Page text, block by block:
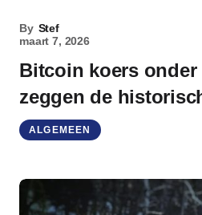
By Stef
maart 7, 2026
Bitcoin koers
zeggen de
ALGEMEEN